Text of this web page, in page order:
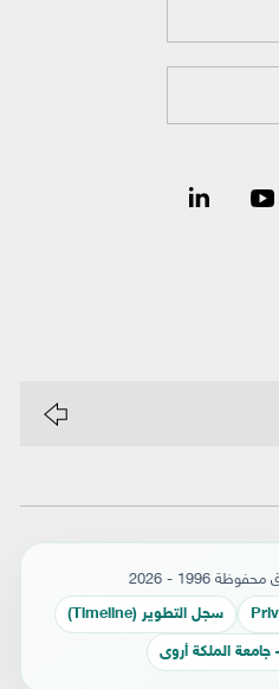
1996 - 2026
سجل التطوير (Timeline)
جامعة الملكة أروى